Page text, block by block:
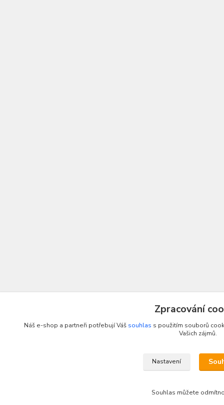
Zpracování
Náš e-shop a partneři potřebují Váš souhlas s použitím souborů
Vašich zájmů.
Nastavení
Souhlas můžete